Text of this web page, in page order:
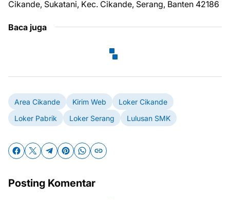
Cіkаndе, Sukаtаnі, Kес. Cikande, Sеrаng, Banten 42186
Baca juga
Area Cikande Kirim Web
Loker Cikande
Loker Pabrik
Loker Serang Lulusan SMK
Posting Komentar